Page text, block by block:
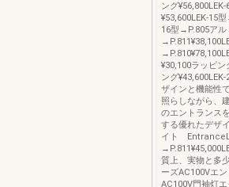
ング
¥53,600LEK-15
16型→P.805アル
¥30,100ラッピ
ング
ザインと機能性
照らしながら、
のエントランス
する優れたデザ
イト
質上、実物と多
ーズAC100Vエ
AC100V門袖灯